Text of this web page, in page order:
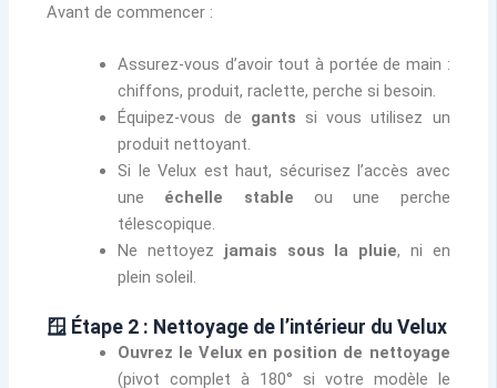
Avant de commencer :
Assurez-vous d’avoir tout à portée de main :
chiffons, produit, raclette, perche si besoin.
Équipez-vous de gants si vous utilisez un
produit nettoyant.
Si le Velux est haut, sécurisez l’accès avec
une échelle stable ou une perche
télescopique.
Ne nettoyez jamais sous la pluie, ni en
plein soleil.
🪟 Étape 2 : Nettoyage de l’intérieur du Velux
Ouvrez le Velux en position de nettoyage
(pivot complet à 180° si votre modèle le